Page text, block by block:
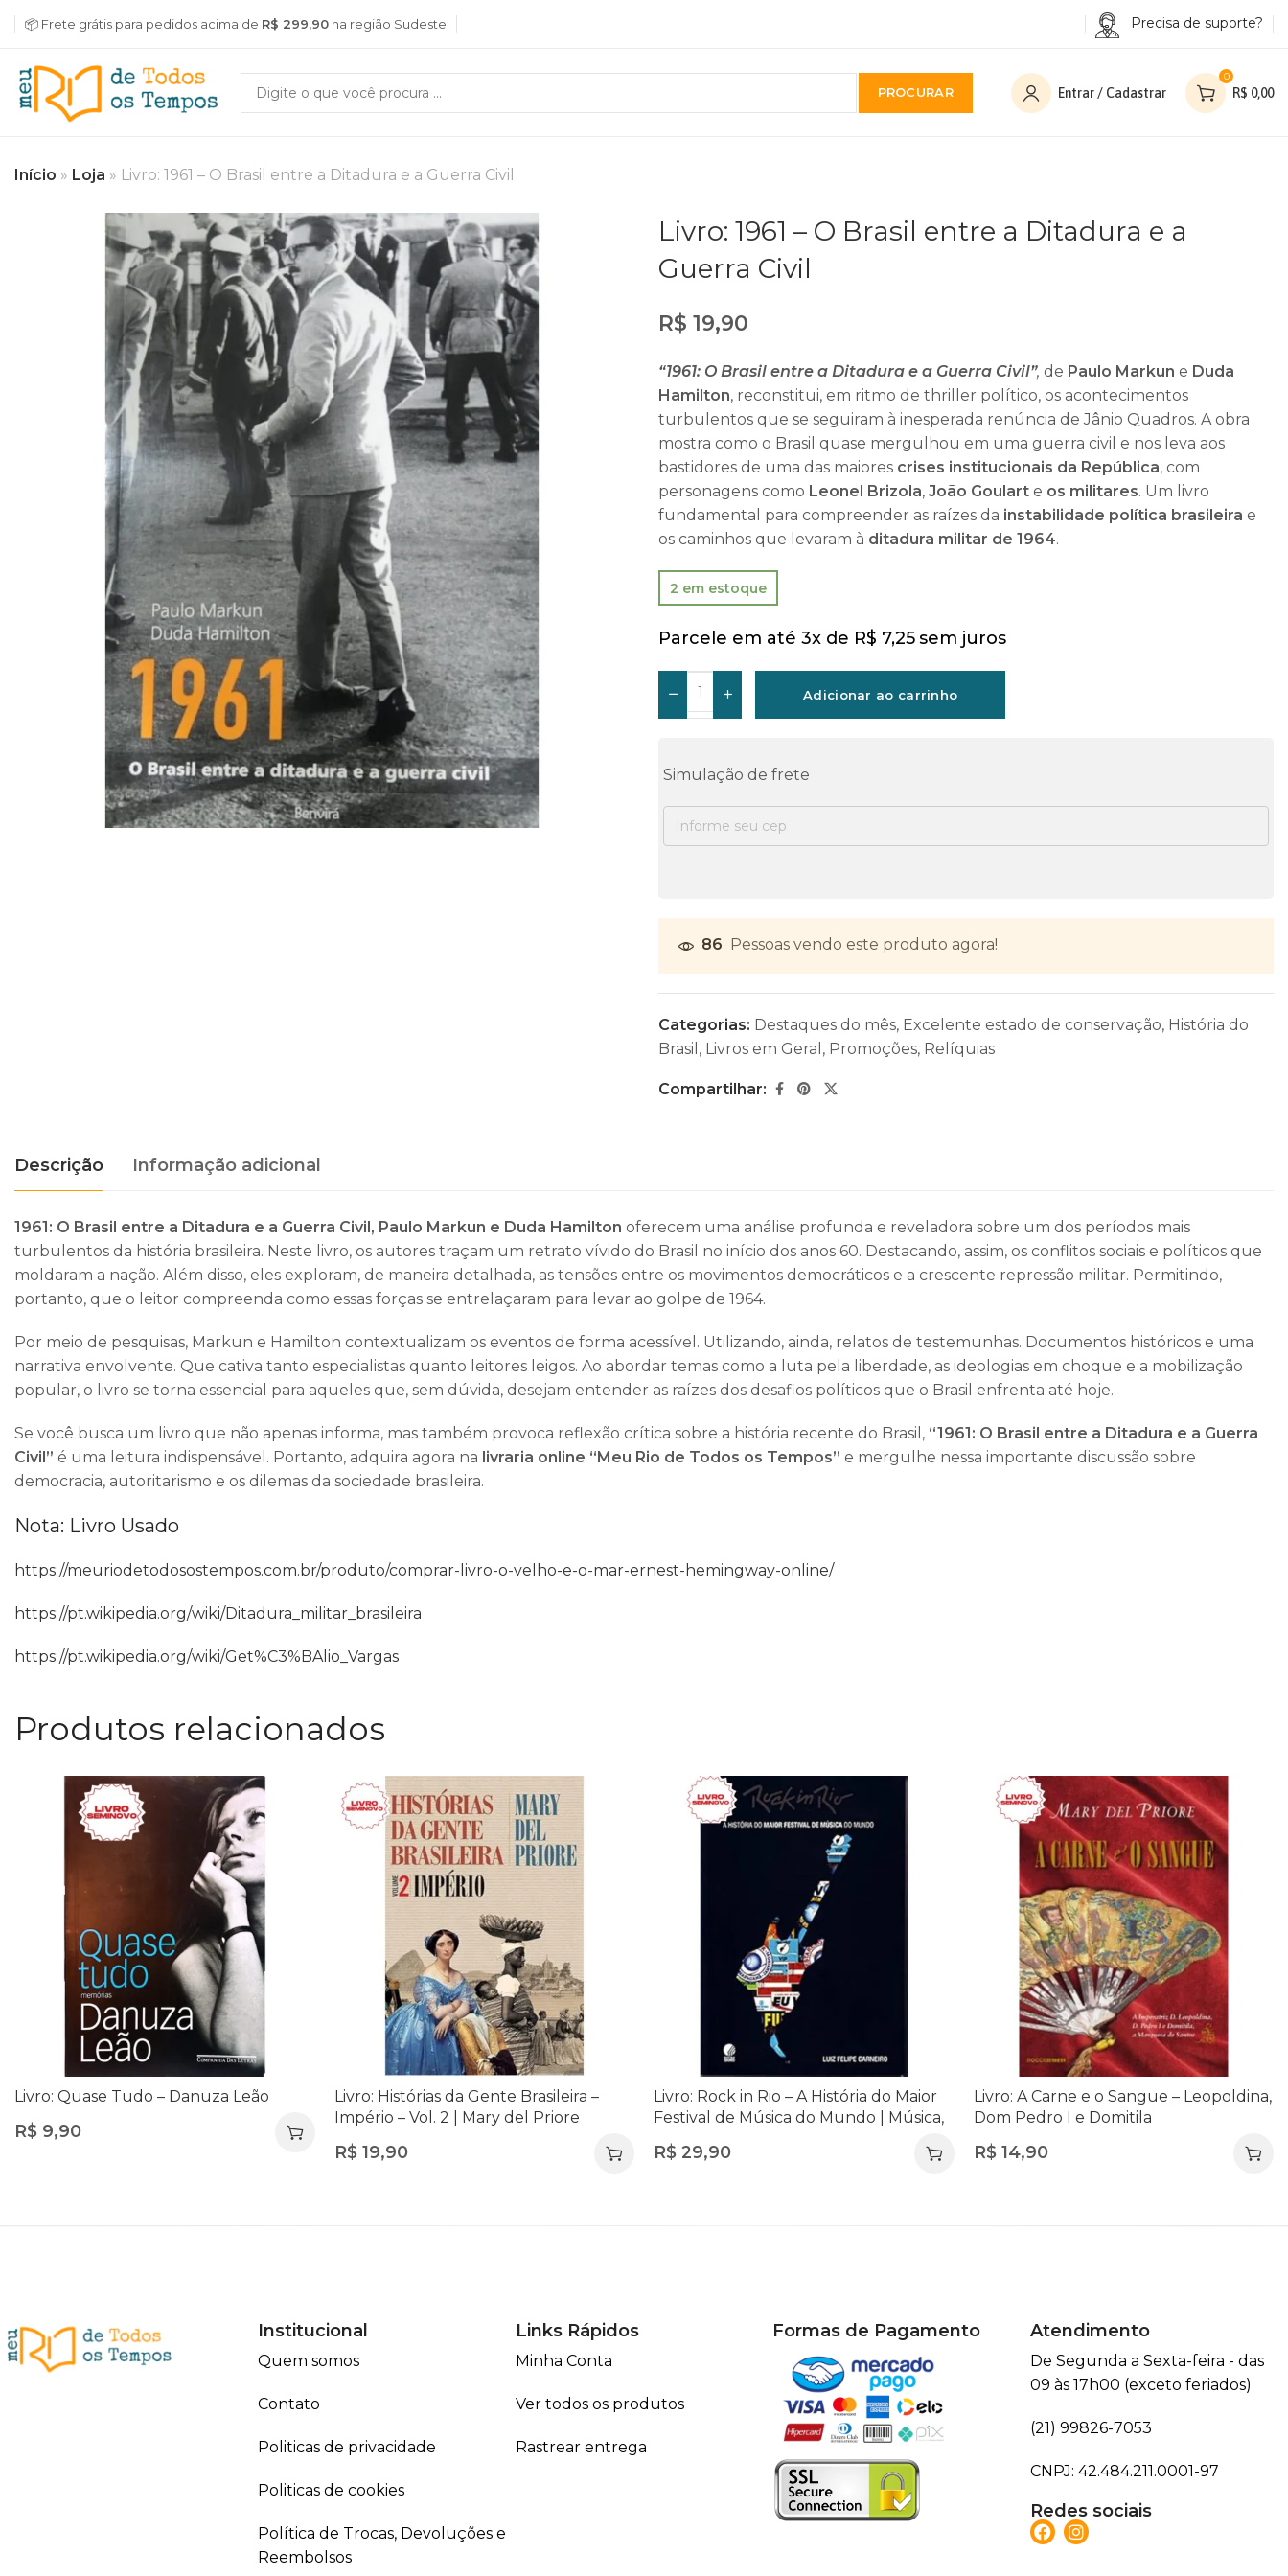
📦 Frete grátis para pedidos acima de R$ 299,90 na região Sudeste Precisa de suporte?
PROCURAR Entrar / Cadastrar
0
R$ 0,00
Início » Loja » Livro: 1961 – O Brasil entre a Ditadura e a Guerra Civil
Livro: 1961 – O Brasil entre a Ditadura e a
Guerra Civil
R$ 19,90
“1961: O Brasil entre a Ditadura e a Guerra Civil”, de Paulo Markun e Duda
Hamilton, reconstitui, em ritmo de thriller político, os acontecimentos
turbulentos que se seguiram à inesperada renúncia de Jânio Quadros. A obra
mostra como o Brasil quase mergulhou em uma guerra civil e nos leva aos
bastidores de uma das maiores crises institucionais da República, com
personagens como Leonel Brizola, João Goulart e os militares. Um livro
fundamental para compreender as raízes da instabilidade política brasileira e
os caminhos que levaram à ditadura militar de 1964.
2 em estoque
Parcele em até 3x de R$ 7,25sem juros
Adicionar ao carrinho
Simulação de frete
86 Pessoas vendo este produto agora!
Categorias: Destaques do mês, Excelente estado de conservação, História do
Brasil , Livros em Geral , Promoções, Relíquias
Compartilhar:
Descrição Informação adicional
1961: O Brasil entre a Ditadura e a Guerra Civil, Paulo Markun e Duda Hamilton oferecem uma análise profunda e reveladora sobre um dos períodos mais
turbulentos da história brasileira. Neste livro, os autores traçam um retrato vívido do Brasil no início dos anos 60. Destacando, assim, os conflitos sociais e políticos que
moldaram a nação. Além disso, eles exploram, de maneira detalhada, as tensões entre os movimentos democráticos e a crescente repressão militar. Permitindo,
portanto, que o leitor compreenda como essas forças se entrelaçaram para levar ao golpe de 1964.
Por meio de pesquisas, Markun e Hamilton contextualizam os eventos de forma acessível. Utilizando, ainda, relatos de testemunhas. Documentos históricos e uma
narrativa envolvente. Que cativa tanto especialistas quanto leitores leigos. Ao abordar temas como a luta pela liberdade, as ideologias em choque e a mobilização
popular, o livro se torna essencial para aqueles que, sem dúvida, desejam entender as raízes dos desafios políticos que o Brasil enfrenta até hoje.
Se você busca um livro que não apenas informa, mas também provoca reflexão crítica sobre a história recente do Brasil, “1961: O Brasil entre a Ditadura e a Guerra
Civil” é uma leitura indispensável. Portanto, adquira agora na livraria online “Meu Rio de Todos os Tempos” e mergulhe nessa importante discussão sobre
democracia, autoritarismo e os dilemas da sociedade brasileira.
Nota: Livro Usado
https://meuriodetodosostempos.com.br/produto/comprar-livro-o-velho-e-o-mar-ernest-hemingway-online/
https://pt.wikipedia.org/wiki/Ditadura_militar_brasileira
https://pt.wikipedia.org/wiki/Get%C3%BAlio_Vargas
Produtos relacionados
Livro: Quase Tudo – Danuza Leão
R$ 9,90
Livro: Histórias da Gente Brasileira –
Império – Vol. 2 | Mary del Priore
R$19,90
Livro: Rock in Rio – A História do Maior
Festival de Música do Mundo | Música,
R$ 29,90
Livro: A Carne e o Sangue – Leopoldina,
Dom Pedro I e Domitila
R$14,90
Institucional
Quem somos
Contato
Politicas de privacidade
Politicas de cookies
Política de Trocas, Devoluções e
Reembolsos
Links Rápidos
Minha Conta
Ver todos os produtos
Rastrear entrega
Formas de Pagamento Atendimento
De Segunda a Sexta-feira - das
09 às 17h00 (exceto feriados)
(21) 99826-7053
CNPJ: 42.484.211.0001-97
Redes sociais